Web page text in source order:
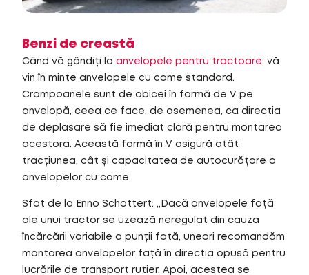
Benzi de creastă
Când vă gândiți la anvelopele pentru tractoare, vă
vin în minte anvelopele cu came standard.
Crampoanele sunt de obicei în formă de V pe
anvelopă, ceea ce face, de asemenea, ca direcția
de deplasare să fie imediat clară pentru montarea
acestora. Această formă în V asigură atât
tracțiunea, cât și capacitatea de autocurățare a
anvelopelor cu came.
Sfat de la Enno Schottert: „Dacă anvelopele față
ale unui tractor se uzează neregulat din cauza
încărcării variabile a punții față, uneori recomandăm
montarea anvelopelor față în direcția opusă pentru
lucrările de transport rutier. Apoi, acestea se